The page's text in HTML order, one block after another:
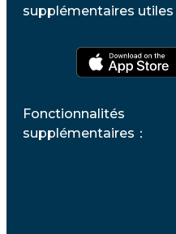
supplémentaires
Fonctionnalités
supplémentaires ：